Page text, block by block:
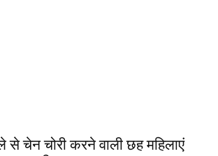
चेन चोरी करने वाली छह महिलाएं